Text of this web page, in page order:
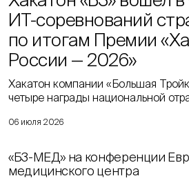
ИТ-соревнований
по итогам Премии
России — 2026»
Хакатон компании «Большая
четыре награды национальной
06 июля 2026
«Б3-МЕД» на конференции
медицинского центра